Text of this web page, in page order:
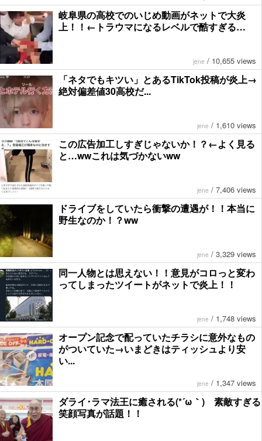
岐阜県の高校でのいじめ動画がネットで大炎
上！！←トラウマになるレベルで酷すぎる…
jene / 10,655 views
「ネタでもキツい」とあるTikTok投稿が炎上→
絶対偏差値30高校だ...
jene / 1,610 views
この広告加工しすぎじゃないか！？←よく見る
と…wwこれは気づかないww
jene / 7,406 views
ドライブをしていたら衝撃の遭遇が！！本当に
野生なのか！？ww
jene / 3,329 views
同一人物とは思えない！！意見がコロっと変わ
ってしまったツイートがネットで炎上！！
jene / 1,748 views
オープン記念で配っていたチラシに意外なもの
がついていた→いまどきはティッシュより安
い...
jene / 1,347 views
ダライ･ラマ法王に癒される(*´ω｀) 素敵すぎる
笑顔写真が話題！！